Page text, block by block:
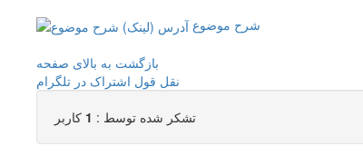
شرح موضوع
بازگشت به بالای صفحه
نقل قول اشتراک در تلگرام
تشکر شده توسط : 1 کاربر